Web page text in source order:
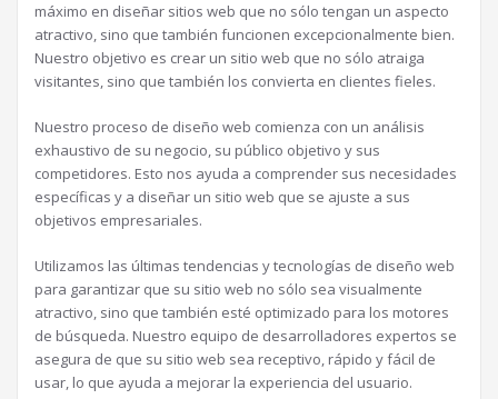
máximo en diseñar sitios web que no sólo tengan un aspecto
atractivo, sino que también funcionen excepcionalmente bien.
Nuestro objetivo es crear un sitio web que no sólo atraiga
visitantes, sino que también los convierta en clientes fieles.
Nuestro proceso de diseño web comienza con un análisis
exhaustivo de su negocio, su público objetivo y sus
competidores. Esto nos ayuda a comprender sus necesidades
específicas y a diseñar un sitio web que se ajuste a sus
objetivos empresariales.
Utilizamos las últimas tendencias y tecnologías de diseño web
para garantizar que su sitio web no sólo sea visualmente
atractivo, sino que también esté optimizado para los motores
de búsqueda. Nuestro equipo de desarrolladores expertos se
asegura de que su sitio web sea receptivo, rápido y fácil de
usar, lo que ayuda a mejorar la experiencia del usuario.